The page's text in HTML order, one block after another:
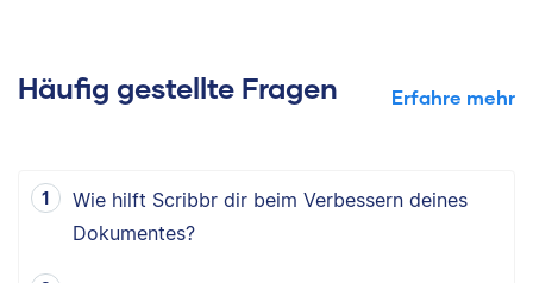
Häufig gestellte Fragen Erfahre mehr
Wie hilft Scribbr dir beim Verbessern deines
Dokumentes?